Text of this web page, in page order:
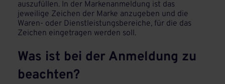
auszufüllen. In der Markenanmeldung ist das
jeweilige Zeichen der Marke anzugeben und die
Waren- oder Dienstleistungsbereiche, für die das
Zeichen eingetragen werden soll.
Was ist bei der Anmeldung zu
beachten?